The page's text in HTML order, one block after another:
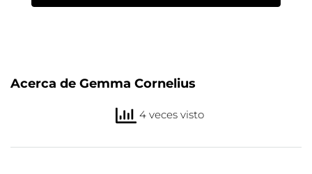
Acerca de Gemma Cornelius
4 veces visto